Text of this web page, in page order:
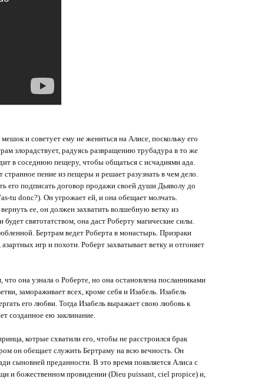
и советует ему не жениться на Алисе, поскольку его
злорадствует, радуясь развращению трубадура в то же
в соседнюю пещеру, чтобы общаться с исчадиями ада.
пение из пещеры и решает разузнать в чем дело.
его подписать договор продажи своей души Дьяволу до
tu donc?). Он угрожает ей, и она обещает молчать.
ее, он должен захватить волшебную ветку из
святотатством, она даст Роберту магические силы.
Бертрам ведет Роберта в монастырь. Призраки
игр и похоти. Роберт захватывает ветку и отгоняет
она узнала о Роберте, но она остановлена посланниками
замораживает всех, кроме себя и Изабель. Изабель
его любви. Тогда Изабель выражает свою любовь к
созданное ею заклинание.
котрые схватили его, чтобы не расстроился брак
он обещает служить Бертраму на всю вечность. Он
сыновней преданности. В это время появляется Алиса с
и божественном провидении (Dieu puissant, ciel propice) и,